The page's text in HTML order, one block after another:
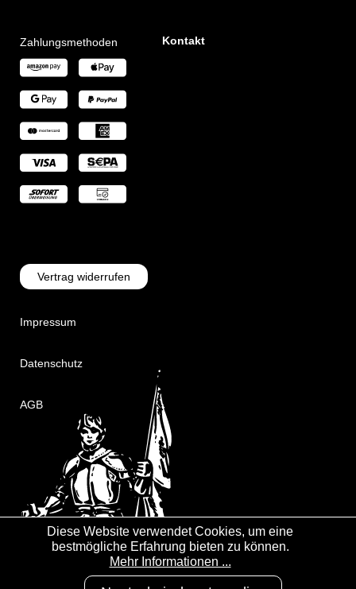
Zahlungsmethoden
Vertrag widerrufen
Impressum
Datenschutz
AGB
Kontakt
Diese Website verwendet Cookies, um eine
bestmögliche Erfahrung bieten zu können.
Mehr Informationen ...